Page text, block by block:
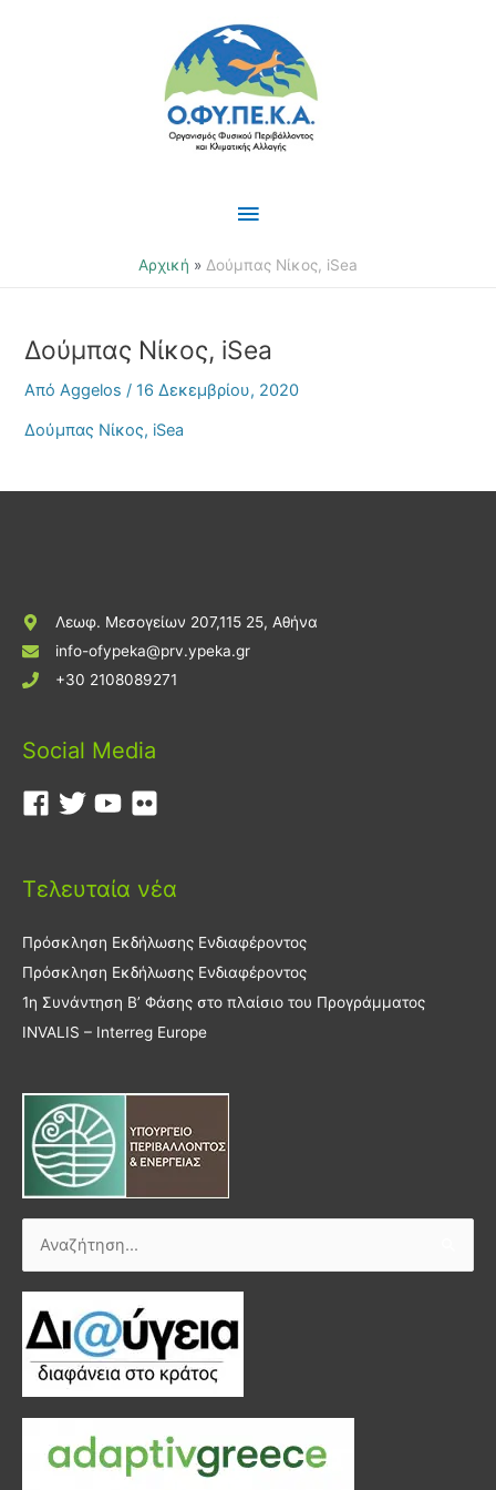
Κύριο
Μενού
Αρχική Δούμπας Νίκος, iSea
Δούμπας Νίκος, iSea
ΑπόAggelos/16 Δεκεμβρίου, 2020
Δούμπας Νίκος, iSea
Λεωφ. Μεσογείων 207,115 25, Αθήνα
info-ofypeka@prv.ypeka.gr
+30 2108089271
Social Media
Τελευταία νέα
Πρόσκληση Εκδήλωσης Ενδιαφέροντος
Πρόσκληση Εκδήλωσης Ενδιαφέροντος
1η Συνάντηση Β’ Φάσης στο πλαίσιο του Προγράμματος
INVALIS – Interreg Europe
Αναζήτηση